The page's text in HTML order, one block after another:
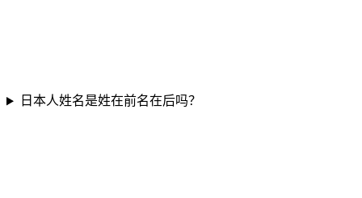
日本人姓名是姓在前名在后吗？